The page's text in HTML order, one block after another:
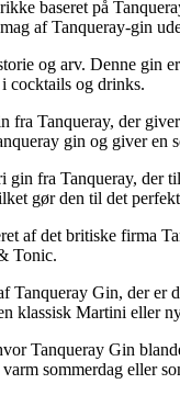
baseret på
af Tanqueray-gin
og arv. Denne gin
cocktails og drinks.
Tanqueray, der
gin og giver en
fra Tanqueray, der
gør den til det
af det britiske firma
Tonic.
Gin, der er
klassisk Martini eller
Tanqueray Gin
sommerdag eller